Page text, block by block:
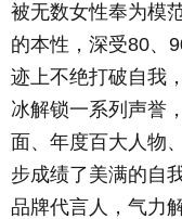
被无数女性奉为模
的本性，深受80、
迹上不绝打破自我
冰解锁一系列声誉
面、年度百大人物
步成绩了美满的自
品牌代言人，气力